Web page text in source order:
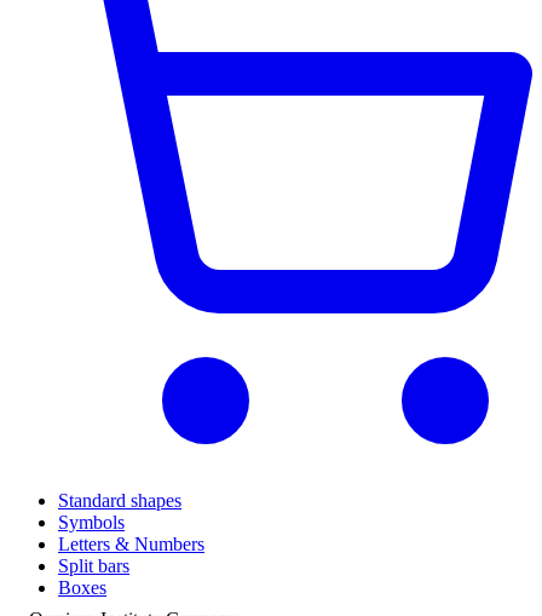
Standard shapes
Symbols
Letters & Numbers
Split bars
Boxes